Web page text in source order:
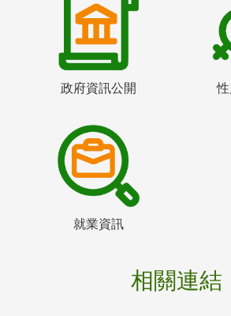
政府資訊公開
就業資訊
相關連結